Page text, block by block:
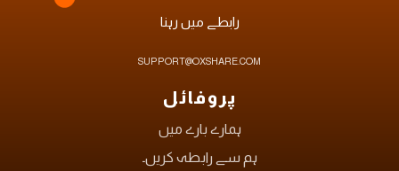
رابطے میں رہنا
SUPPORT@OXSHARE.COM
پروفائل
ہمارے بارے میں
ہم سے رابطہ کریں۔